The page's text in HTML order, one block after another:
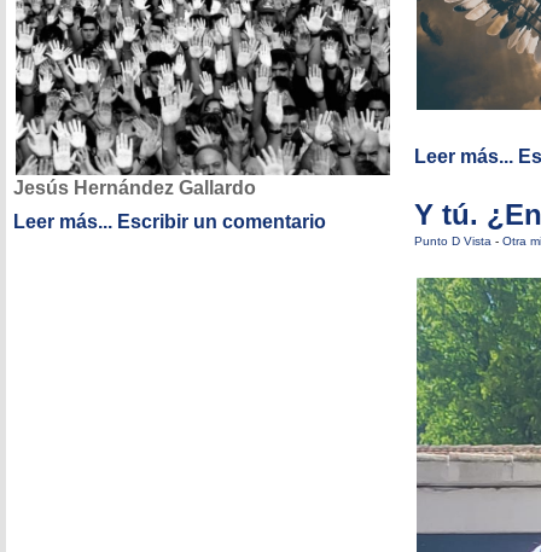
Jesús Hernández Gallardo
Leer más... Escribir un comentario
Leer más...
Y tú.
Punto D Vista - Otra